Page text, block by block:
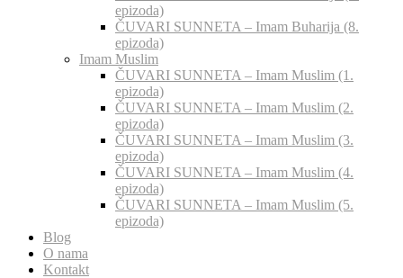
epizoda)
ČUVARI SUNNETA – Imam Buharija (8.
epizoda)
Imam Muslim
ČUVARI SUNNETA – Imam Muslim (1.
epizoda)
ČUVARI SUNNETA – Imam Muslim (2.
epizoda)
ČUVARI SUNNETA – Imam Muslim (3.
epizoda)
ČUVARI SUNNETA – Imam Muslim (4.
epizoda)
ČUVARI SUNNETA – Imam Muslim (5.
epizoda)
Blog
O nama
Kontakt